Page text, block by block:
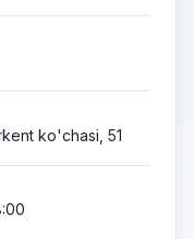
ko'chasi, 51